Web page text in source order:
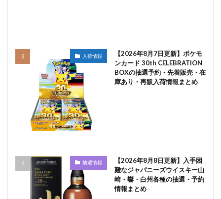
入荷情報
【2026年8月7日更新】ポケモ
ンカード 30th CELEBRATION
BOXの抽選予約・先着販売・在
庫あり・再販入荷情報まとめ
抽選情報
【2026年8月8日更新】入手困
難なジャパニーズウイスキー山
崎・響・白州各種の抽選・予約
情報まとめ